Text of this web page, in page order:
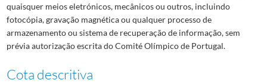
quaisquer meios eletrónicos, mecânicos ou outros, incluindo
fotocópia, gravação magnética ou qualquer processo de
armazenamento ou sistema de recuperação de informação, sem
prévia autorização escrita do Comité Olímpico de Portugal.
Cota descritiva